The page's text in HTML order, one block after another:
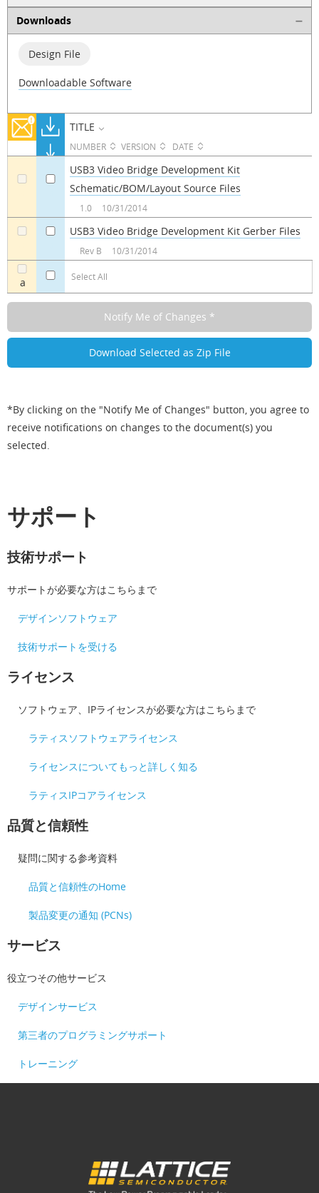
Downloads
Design File
Downloadable Software
TITLE
NUMBER VERSION DATE
a Select All
USB3 Video Bridge Development Kit
Schematic/BOM/Layout Source Files
1.0 10/31/2014
USB3 Video Bridge Development Kit Gerber Files
Rev B 10/31/2014
*By clicking on the "Notify Me of Changes" button, you agree to
receive notifications on changes to the document(s) you
selected.
サポート
技術サポート
サポートが必要な方はこちらまで
デザインソフトウェア
技術サポートを受ける
ライセンス
ソフトウェア、IPライセンスが必要な方はこちらまで
ラティスソフトウェアライセンス
ライセンスについてもっと詳しく知る
ラティスIPコアライセンス
品質と信頼性
疑問に関する参考資料
品質と信頼性のHome
製品変更の通知 (PCNs)
サービス
役立つその他サービス
デザインサービス
第三者のプログラミングサポート
トレーニング